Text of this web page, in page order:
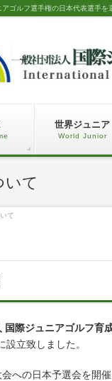
アゴルフ選手権の日本代表選手を
世界ジュニア
World Junior
いて
て
国際ジュニアゴルフ育
設立致しました。
への日本予選会を開